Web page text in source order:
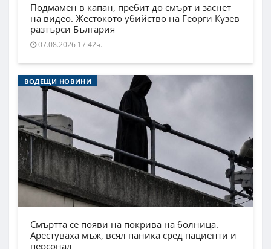
Подмамен в капан, пребит до смърт и заснет
на видео. Жестокото убийство на Георги Кузев
разтърси България
07.08.2026 17:42ч.
ВОДЕЩИ НОВИНИ
Смъртта се появи на покрива на болница.
Арестуваха мъж, всял паника сред пациенти и
персонал